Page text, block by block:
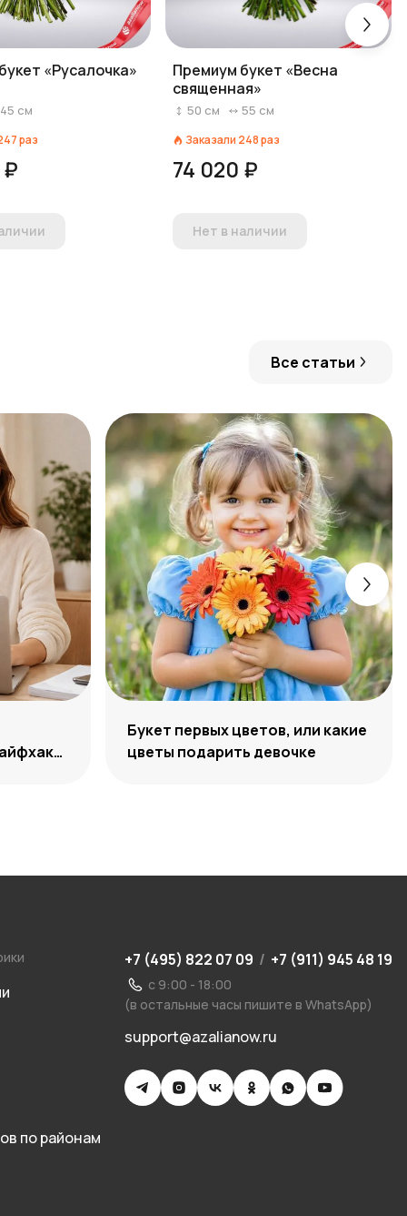
«Русалочка»
45 см
раз
Премиум букет «Весна
священная»
50 см 55 см
Заказали 248раз
74 020 ₽
Нет в наличии
Все статьи
Букет первых цветов, или какие
цветы подарить девочке
по районам
+7 (495) 822 07 09 / +7 (911) 945 48 19
с 9:00 - 18:00
(в остальные часы пишите в WhatsApp)
support@azalianow.ru